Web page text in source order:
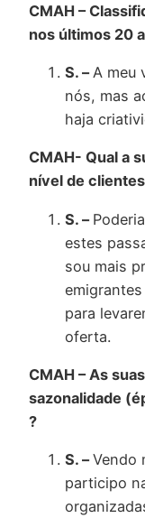
CMAH –
nos últimos 20
S. –A meu
nós, mas
haja
CMAH- Qual a
nível de
S. –
estes
sou mais
para
oferta.
CMAH – As
sazonalidade
?
S. –Vendo
participo